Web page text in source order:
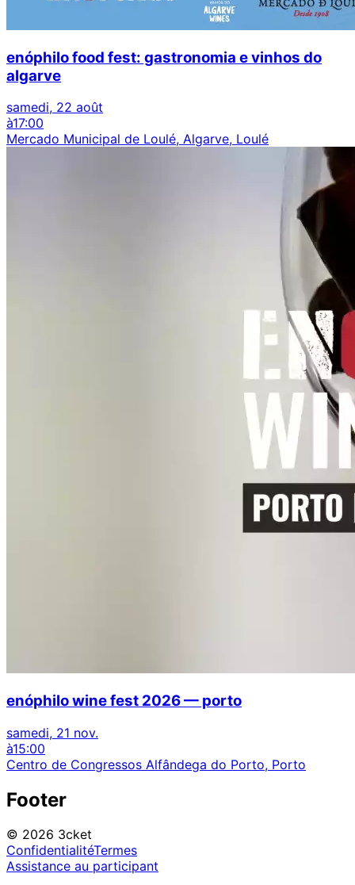
enóphilo food fest: gastronomia e vinhos do
algarve
samedi, 22 août
à17:00
Mercado Municipal de Loulé, Algarve, Loulé
enóphilo wine fest 2026 — porto
samedi, 21 nov.
à15:00
Centro de Congressos Alfândega do Porto, Porto
Footer
© 2026 3cket
ConfidentialitéTermes
Assistance au participant